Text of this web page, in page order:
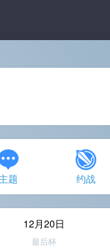
主题 约战
12月20日
最后杯